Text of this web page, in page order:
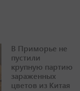
В Приморье не
пустили
крупную партию
зараженных
цветов из Китая